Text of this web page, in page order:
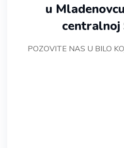
u
centralnoj
POZOVITE NAS U BILO